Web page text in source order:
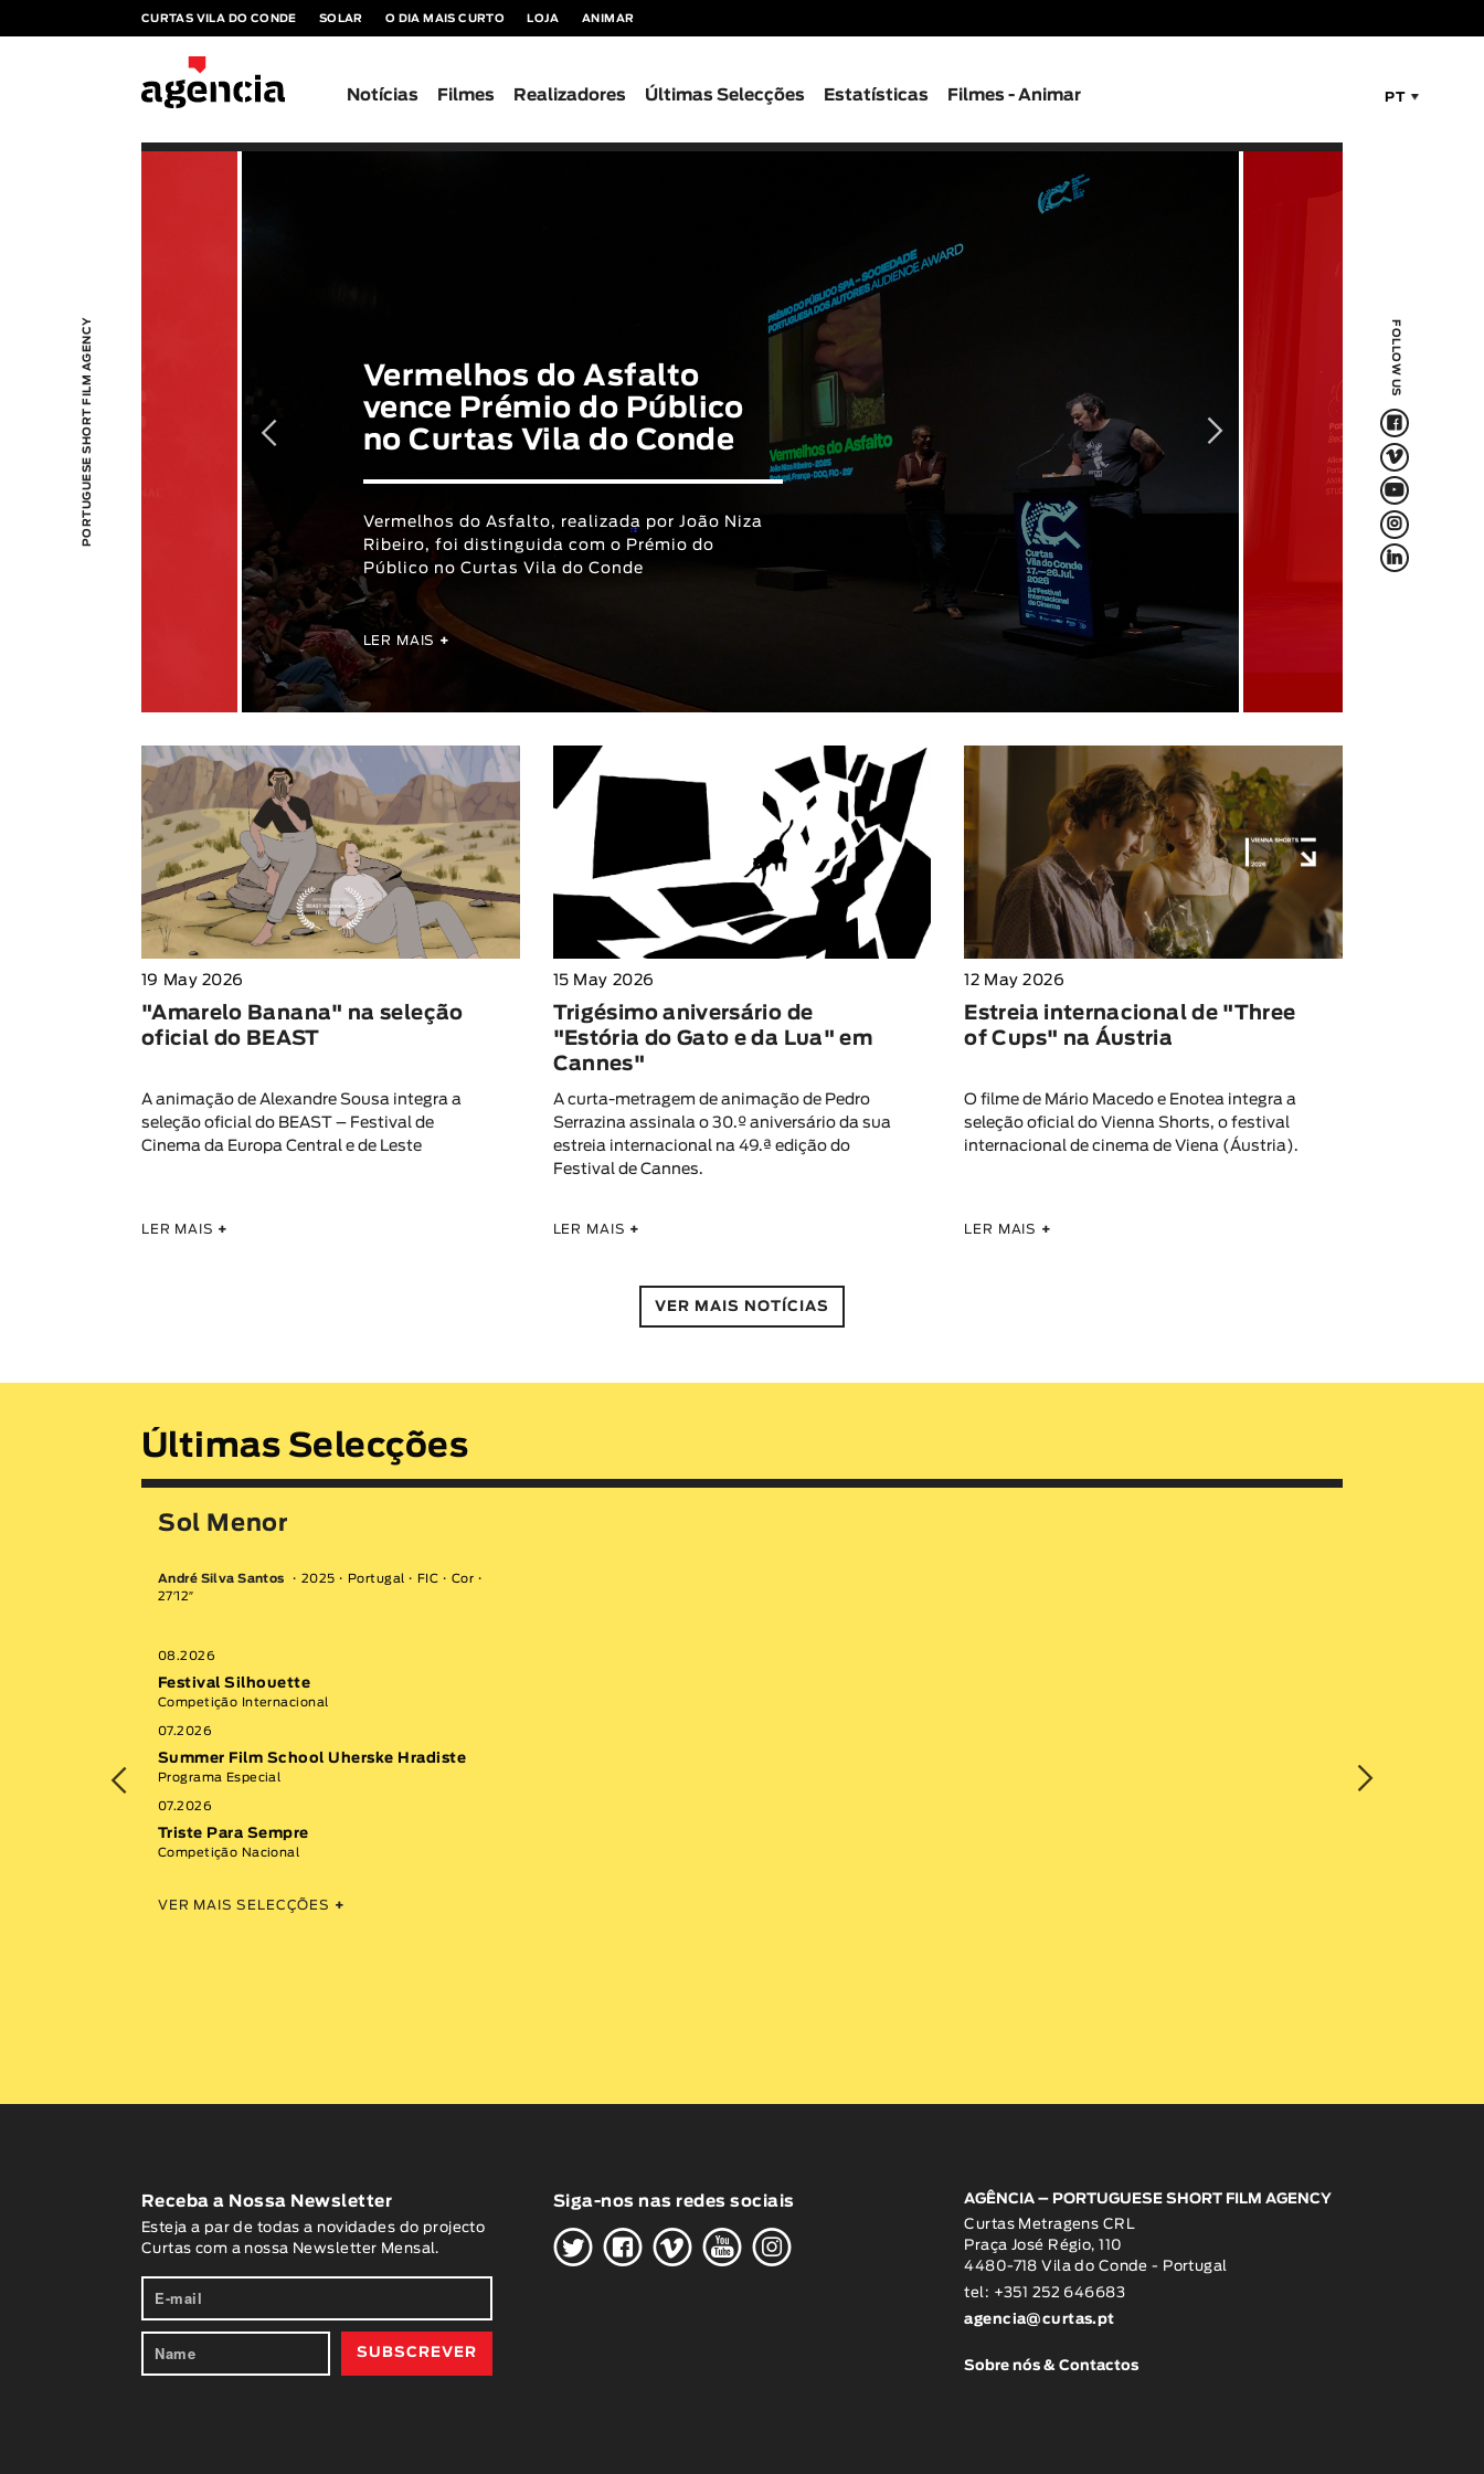
CURTAS VILA DO CONDE SOLAR O DIA MAIS CURTO LOJA ANIMAR
PT
Notícias Filmes Realizadores Últimas Selecções Estatísticas Filmes - Animar
PORTUGUESE SHORT FILM AGENCY FOLLOW US
F
V
Q
L
f
Vermelhos do Asfalto
vence Prémio do Público
no Curtas Vila do Conde
Vermelhos do Asfalto, realizada por João Niza
Ribeiro, foi distinguida com o Prémio do
Público no Curtas Vila do Conde
LER MAIS +
19 May 2026
"Amarelo Banana" na seleção
oficial do BEAST
A animação de Alexandre Sousa integra a
seleção oficial do BEAST – Festival de
Cinema da Europa Central e de Leste
LER MAIS +
15 May 2026
Trigésimo aniversário de
"Estória do Gato e da Lua" em
Cannes"
A curta-metragem de animação de Pedro
Serrazina assinala o 30.º aniversário da sua
estreia internacional na 49.ª edição do
Festival de Cannes.
LER MAIS +
12 May 2026
Estreia internacional de "Three
of Cups" na Áustria
O filme de Mário Macedo e Enotea integra a
seleção oficial do Vienna Shorts, o festival
internacional de cinema de Viena (Áustria).
LER MAIS +
VER MAIS NOTÍCIAS
Últimas Selecções
Sol Menor
André Silva Santos 2025 Portugal FIC
Cor
27′12″
08.2026
Festival Silhouette
Competição Internacional
07.2026
Summer Film School Uherske Hradiste
Programa Especial
07.2026
Triste Para Sempre
Competição Nacional
VER MAIS SELECÇÕES +
Receba a Nossa Newsletter
Esteja a par de todas a novidades do projecto
Curtas com a nossa Newsletter Mensal.
Siga-nos nas redes sociais
HGWOK
AGÊNCIA – PORTUGUESE SHORT FILM AGENCY
Curtas Metragens CRL
Praça José Régio, 110
4480-718 Vila do Conde - Portugal
tel: +351 252 646683
agencia@curtas.pt
Sobre nós & Contactos